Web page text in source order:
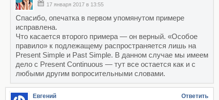
17 января 2017 в 13:55
Спасибо, опечатка в первом упомянутом примере
исправлена.
Что касается второго примера — он верный. «Особое
правило» к подлежащему распространяется лишь на
Present Simple и Past Simple. В данном случае мы имеем
дело с Present Continuous — тут все остается как и с
любыми другим вопросительными словами.
Евгений Ответить